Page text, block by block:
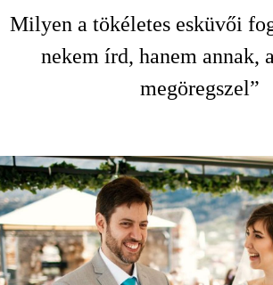
Milyen a tökéletes esküvői
nekem írd, hanem annak,
megöregszel”